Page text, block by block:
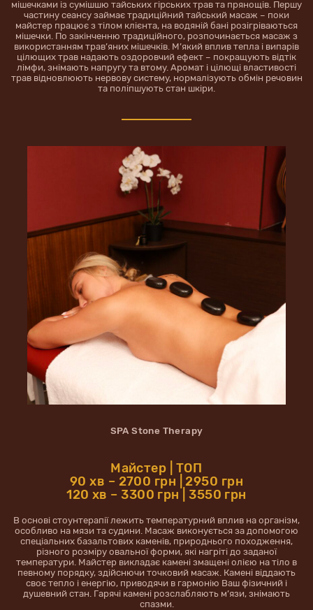
мішечками із сумішшю тайських гірських трав та прянощів. Першу
частину сеансу займає традиційний тайський масаж – поки
майстер працює з тілом клієнта, на водяній бані розігріваються
мішечки. По закінченню традиційного, розпочинається масаж з
використанням трав’яних мішечків. М’який вплив тепла і випарів
цілющих трав надають оздоровчий ефект – покращують відтік
лімфи, знімають напругу та втому. Аромат і цілющі властивості
трав відновлюють нервову систему, нормалізують обмін речовин
та поліпшують стан шкіри.
SPA Stone Therapy
Майстер | ТОП
90 хв – 2700 грн | 2950 грн
120 хв – 3300 грн | 3550 грн
В основі cтоунтерапії лежить температурний вплив на організм,
особливо на мязи та судини. Масаж виконується за допомогою
спеціальних базальтових каменів, природнього походження,
різного розміру овальної форми, які нагріті до заданої
температури. Майстер викладає камені змащені олією на тіло в
певному порядку, здійснючи точковий масаж. Камені віддають
своє тепло і енергію, приводячи в гармонію Ваш фізичний і
душевний стан. Гарячі камені розслабляють м’язи, знімають
спазми.